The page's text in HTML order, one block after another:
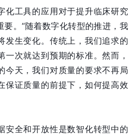
化工具的应用对于提升临床研究
要。“随着数字化转型的推进，我
发生变化。传统上，我们追求的
一次就达到预期的标准。然而，
今天，我们对质量的要求不再局
保证质量的前提下，如何提高效
安全和开放性是数智化转型中的